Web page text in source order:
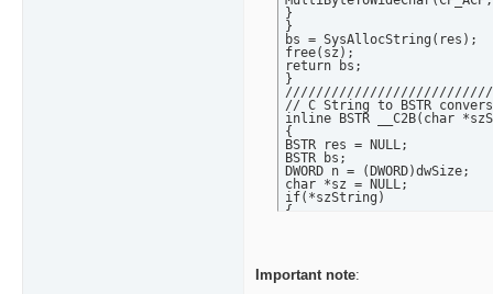
}
}
bs = SysAllocString(res);
free(sz);
return bs;
}
// C String to BSTR
inline BSTR __C2B(char
{
BSTR res = NULL;
BSTR bs;
DWORD n = (DWORD)dwSize;
char *sz = NULL;
if(*szString)
{
{
Important note: